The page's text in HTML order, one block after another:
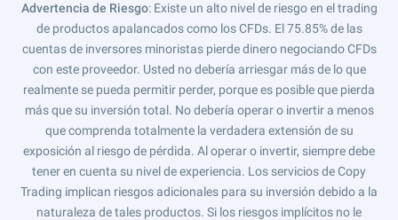
Advertencia de Riesgo: Existe un alto nivel de riesgo en el trading
de productos apalancados como los CFDs. El 75.85% de las
cuentas de inversores minoristas pierde dinero negociando CFDs
con este proveedor. Usted no debería arriesgar más de lo que
realmente se pueda permitir perder, porque es posible que pierda
más que su inversión total. No debería operar o invertir a menos
que comprenda totalmente la verdadera extensión de su
exposición al riesgo de pérdida. Al operar o invertir, siempre debe
tener en cuenta su nivel de experiencia. Los servicios de Copy
Trading implican riesgos adicionales para su inversión debido a la
naturaleza de tales productos. Si los riesgos implícitos no le